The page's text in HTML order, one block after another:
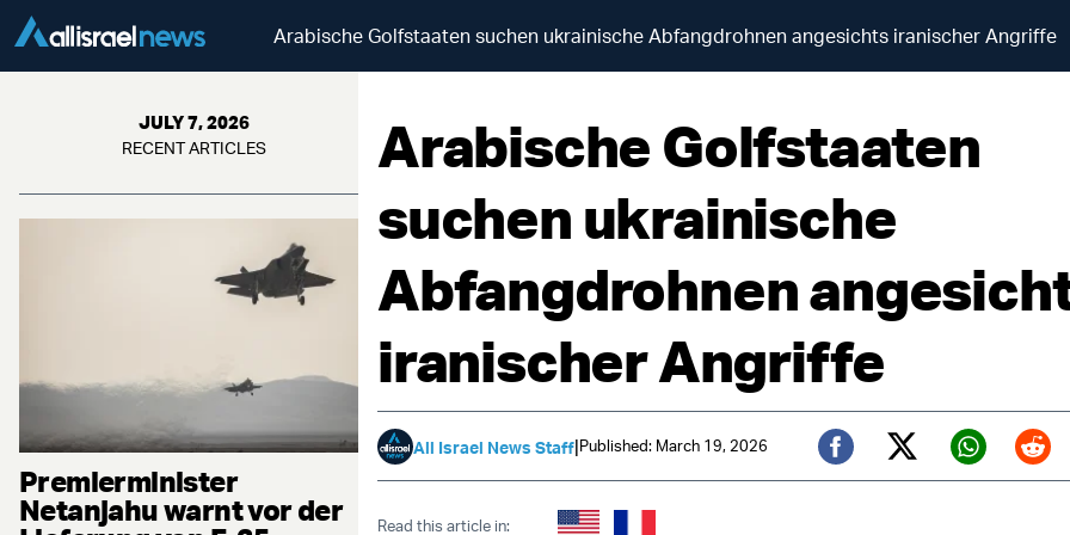
Arabische Golfstaaten suchen ukrainische Abfangdrohnen angesichts iranischer Angriffe
JULY 7, 2026
RECENT ARTICLES
Premierminister
Netanjahu warnt vor der
Arabische Golfstaaten
suchen ukrainische
Abfangdrohnen
iranischer Angriffe
All Israel News Staff|Published: March 19, 2026
Facebook
Twitter (X)
Read this article in: